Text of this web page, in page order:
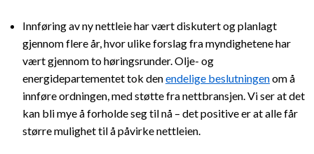
Innføring av ny nettleie har vært diskutert og planlagt
gjennom flere år, hvor ulike forslag fra myndighetene har
vært gjennom to høringsrunder. Olje- og
energidepartementet tok denendelige beslutningenom å
innføre ordningen, med støtte fra nettbransjen. Vi ser at det
kan bli mye å forholde seg til nå – det positive er at alle får
større mulighet til å påvirke nettleien.